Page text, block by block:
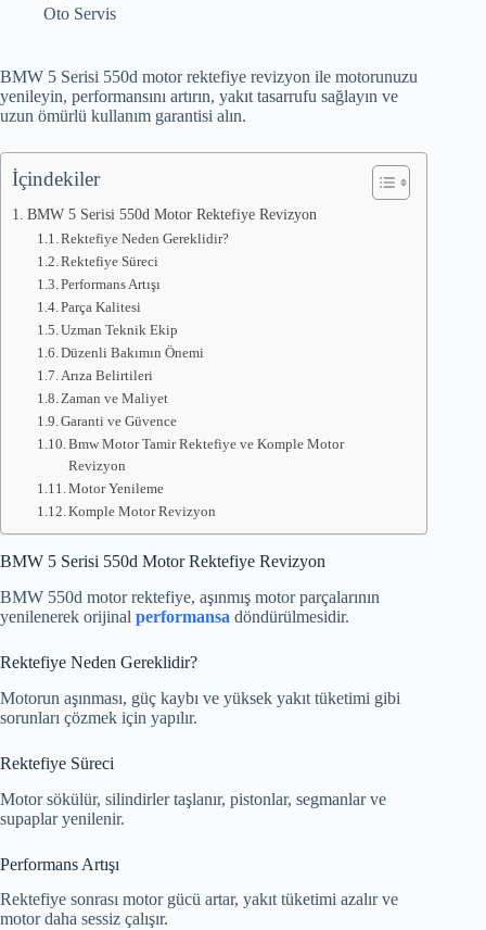
Oto Servis
BMW 5 Serisi 550d motor rektefiye revizyon ile motorunuzu
yenileyin, performansını artırın, yakıt tasarrufu sağlayın ve
uzun ömürlü kullanım garantisi alın.
İçindekiler
BMW 5 Serisi 550d Motor Rektefiye Revizyon
Rektefiye Neden Gereklidir?
Rektefiye Süreci
Performans Artışı
Parça Kalitesi
Uzman Teknik Ekip
Düzenli Bakımın Önemi
Arıza Belirtileri
Zaman ve Maliyet
Garanti ve Güvence
Bmw Motor Tamir Rektefiye ve Komple Motor
Revizyon
Motor Yenileme
Komple Motor Revizyon
BMW 5 Serisi 550d Motor Rektefiye Revizyon
BMW 550d motor rektefiye, aşınmış motor parçalarının
yenilenerek orijinal performansa döndürülmesidir.
Rektefiye Neden Gereklidir?
Motorun aşınması, güç kaybı ve yüksek yakıt tüketimi gibi
sorunları çözmek için yapılır.
Rektefiye Süreci
Motor sökülür, silindirler taşlanır, pistonlar, segmanlar ve
supaplar yenilenir.
Performans Artışı
Rektefiye sonrası motor gücü artar, yakıt tüketimi azalır ve
motor daha sessiz çalışır.